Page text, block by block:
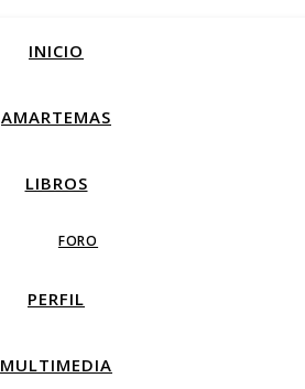
INICIO
AMARTEMAS
LIBROS
FORO
PERFIL
MULTIMEDIA